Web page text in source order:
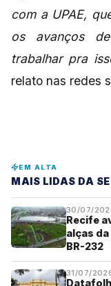
com a UPAE,
os avanços
trabalhar pra
relato nas redes
EM ALTA
MAIS LIDAS DA
30/07/
Recife
alças
BR-232
31/07/